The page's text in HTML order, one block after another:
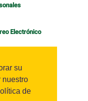
su
nuestro
de
Electrónico